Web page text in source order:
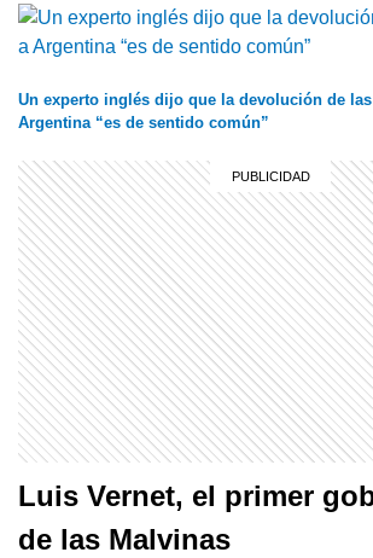
Un experto inglés dijo que la devolución de
Argentina “es de sentido común”
Luis Vernet, el primer
de las Malvinas